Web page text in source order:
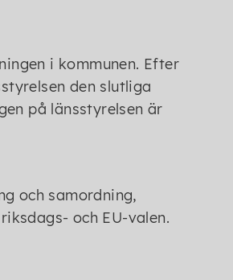
i kommunen. Efter
den slutliga
på länsstyrelsen är
och samordning,
och EU-valen.